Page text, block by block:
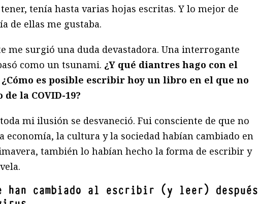
tenía hasta varias hojas escritas. Y lo mejor de
de ellas me gustaba.
me surgió una duda devastadora. Una interrogante
como un tsunami. ¿Y qué diantres hago con el
es posible escribir hoy un libro en el que no
la COVID-19?
mi ilusión se desvaneció. Fui consciente de que no
economía, la cultura y la sociedad habían cambiado en
también lo habían hecho la forma de escribir y
han cambiado al escribir (y leer) después